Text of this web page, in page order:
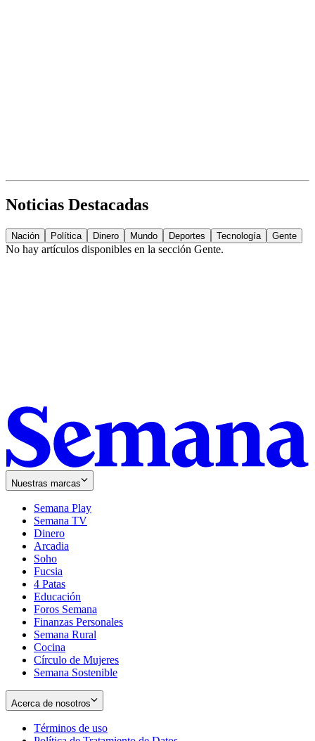
Noticias Destacadas
Nación Política Dinero Mundo Deportes Tecnología Gente
No hay artículos disponibles en la sección Gente.
Nuestras marcas
Semana Play
Semana TV
Dinero
Arcadia
Soho
in
new
window
Fucsia
in
new
window
4 Patas
Educación
Foros Semana
Finanzas Personales
Semana Rural
Cocina
Círculo de Mujeres
Semana Sostenible
Acerca de nosotros
Términos de uso